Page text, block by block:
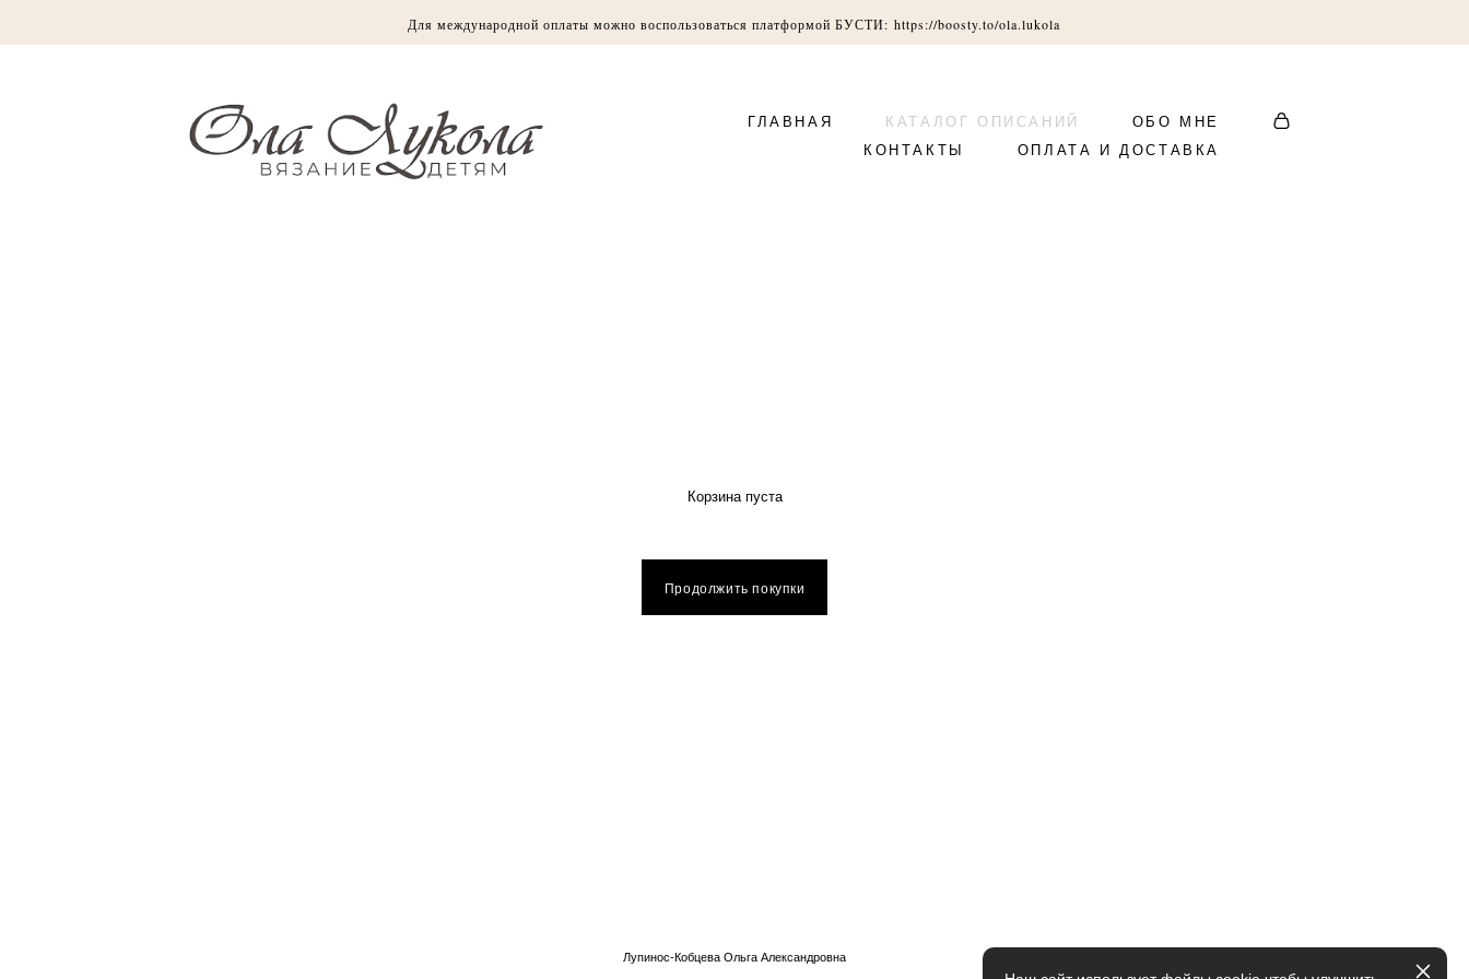
Для международной оплаты можно воспользоваться платформой БУСТИ:https://boosty.to/ola.lukola
ГЛАВНАЯ КАТАЛОГ ОПИСАНИЙ
ОБО МНЕ
КОНТАКТЫ
ОПЛАТА И ДОСТАВКА
Корзина пуста
Продолжить покупки
Лупинос-Кобцева Ольга Александровна